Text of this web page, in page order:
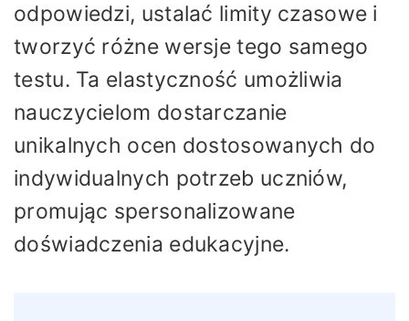
odpowiedzi, ustalać limity czasowe i
tworzyć różne wersje tego samego
testu. Ta elastyczność umożliwia
nauczycielom dostarczanie
unikalnych ocen dostosowanych do
indywidualnych potrzeb uczniów,
promując spersonalizowane
doświadczenia edukacyjne.